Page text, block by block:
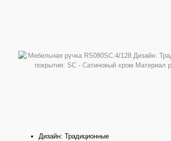
Дизайн: Традиционные